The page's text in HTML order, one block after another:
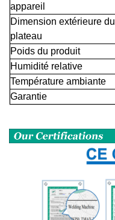
appareil
Dimension extérieure du
plateau
Poids du produit
Humidité relative
Température ambiante
Garantie